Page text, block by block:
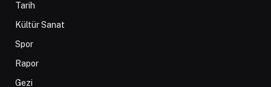
Tarih
Kültür Sanat
Spor
Rapor
Gezi